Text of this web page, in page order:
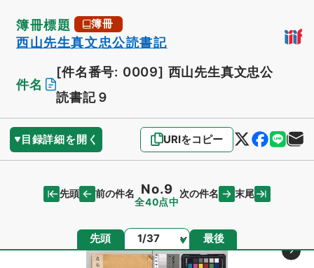
簿冊標題 簿冊
西山先生真文忠公読書記
件名
[件名番号: 0009] 西山先生真文忠公
読書記９
目録詳細を開く URIをコピー
先頭 前の件名 No.9
全40点中
次の件名 末尾
先頭 ページ 最後